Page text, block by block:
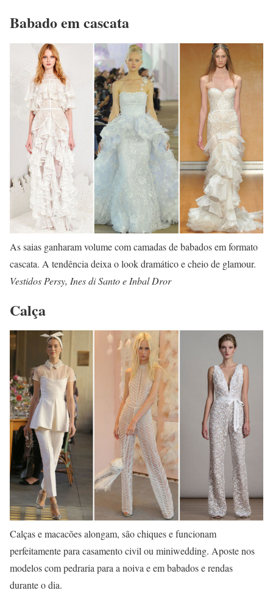
Babado em cascata
As saias ganharam volume com camadas de babados em formato
cascata. A tendência deixa o look dramático e cheio de glamour.
Vestidos Persy, Ines di Santo e Inbal Dror
Calça
Calças e macacões alongam, são chiques e funcionam
perfeitamente para casamento civil ou miniwedding. Aposte nos
modelos com pedraria para a noiva e em babados e rendas
durante o dia.